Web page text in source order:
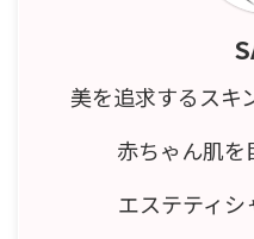
美を追求するスキ
赤ちゃん肌
エステティシ